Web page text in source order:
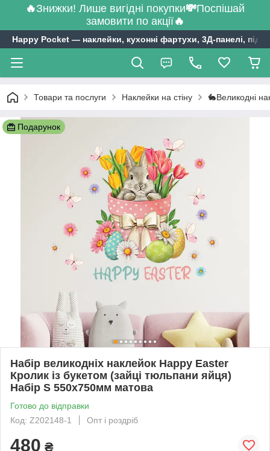
🔥Знижки! Лише вигідні покупки💸Поспішай
замовити по акції🔥
Happy Pocket ― наклейки, кухонні фартухи, 3Д-панелі,
Товари та послуги Наклейки на стіну 🐇Великодні
Подарунок
Набір великодніх наклейок Happy Easter
Кролик із букетом (зайці тюльпани яйця)
Набір S 550х750мм матова
Готово до відправки
Код: Z202148-1
Опт і роздріб
480 ₴